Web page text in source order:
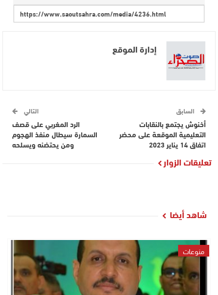
إدارة الموقع
السابق
أخنوش يجتمع بالنقابات
التعليمية الموقعة على محضر
اتفاق 14 يناير 2023
التالي
الرد المغربي على قصف
السمارة سيطال منفذ الهجوم
ومن يحتضنه ويسلحه
تعليقات الزوار
شاهد أيضا
منوعات